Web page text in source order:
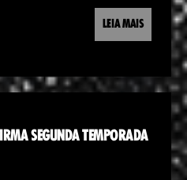
LEIA MAIS
SEGUNDA TEMPORADA